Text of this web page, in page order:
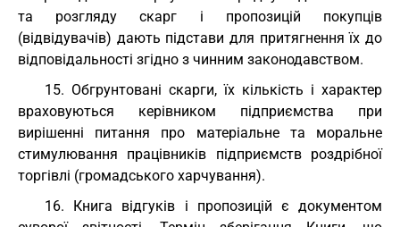
та розгляду скарг і пропозицій покупців
(відвідувачів) дають підстави для притягнення їх до
відповідальності згідно з чинним законодавством.
15. Обгрунтовані скарги, їх кількість і характер
враховуються керівником підприємства при
вирішенні питання про матеріальне та моральне
стимулювання працівників підприємств роздрібної
торгівлі (громадського харчування).
16. Книга відгуків і пропозицій є документом